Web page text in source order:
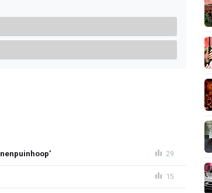
29
15